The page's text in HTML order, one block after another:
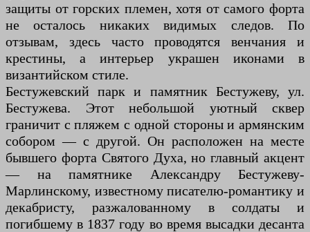
защиты от горских племен, хотя от самого форта
не осталось никаких видимых следов. По
отзывам, здесь часто проводятся венчания и
крестины, а интерьер украшен иконами в
византийском стиле.
Бестужевский парк и памятник Бестужеву, ул.
Бестужева. Этот небольшой уютный сквер
граничит с пляжем с одной стороны и армянским
собором — с другой. Он расположен на месте
бывшего форта Святого Духа, но главный акцент
— на памятнике Александру Бестужеву-
Марлинскому, известному писателю-романтику и
декабристу, разжалованному в солдаты и
погибшему в 1837 году во время высадки десанта